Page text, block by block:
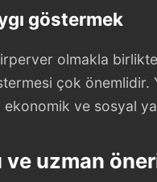
göstermek
olmakla
çok önemlidir.
ve sosyal
ve uzman